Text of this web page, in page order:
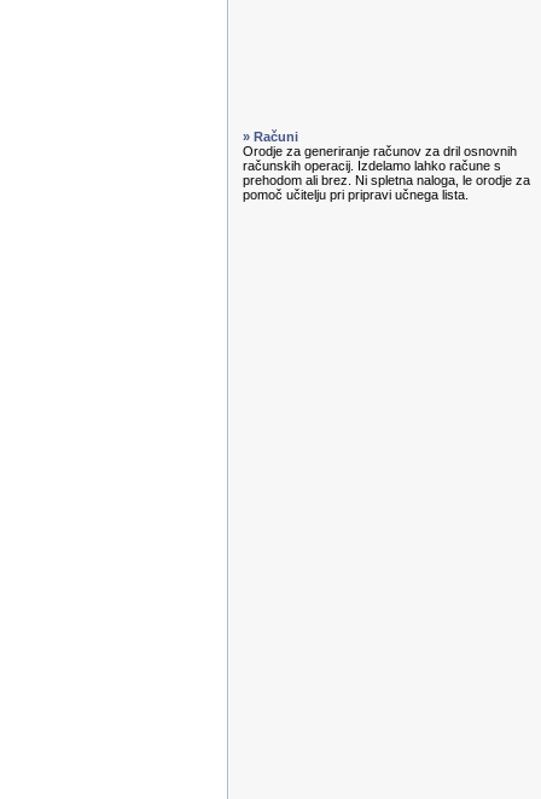
» Računi
Orodje za generiranje računov za dril osnovnih
računskih operacij. Izdelamo lahko račune s
prehodom ali brez. Ni spletna naloga, le orodje za
pomoč učitelju pri pripravi učnega lista.